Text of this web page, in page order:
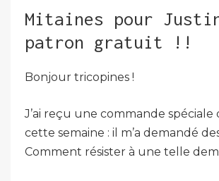
Mitaines pour
patron gratuit !!
Bonjour tricopines !
J’ai reçu une commande spéciale
cette semaine : il m’a demandé
Comment résister à une telle